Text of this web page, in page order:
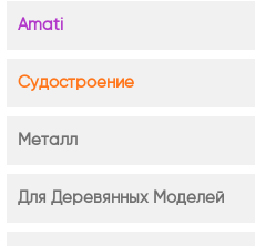
Amati
Судостроение
Металл
Для Деревянных Моделей